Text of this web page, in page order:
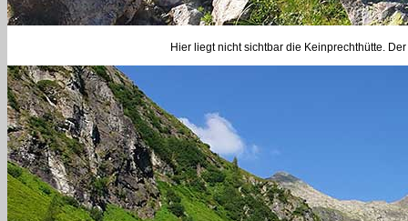
Hier liegt nicht sichtbar die Keinprechthütte.